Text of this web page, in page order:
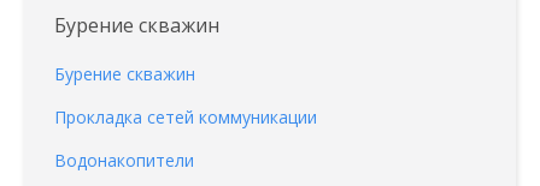
Бурение скважин
Бурение скважин
Прокладка сетей коммуникации
Водонакопители